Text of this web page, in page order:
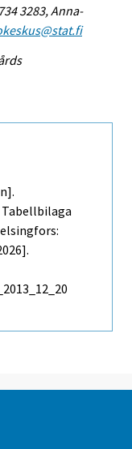
3283, Anna-
Tabellbilaga